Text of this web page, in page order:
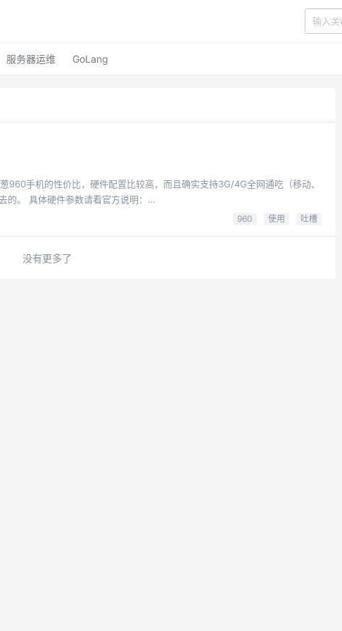
服务器运维 GoLang
手机的性价比，硬件配置比较高，而且确实支持3G/4G全网通吃（移动、
说明：
960 使用 吐槽
没有更多了